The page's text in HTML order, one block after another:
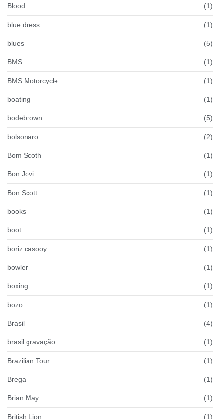
Blood (1)
blue dress (1)
blues (5)
BMS (1)
BMS Motorcycle (1)
boating (1)
bodebrown (5)
bolsonaro (2)
Bom Scoth (1)
Bon Jovi (1)
Bon Scott (1)
books (1)
boot (1)
boriz casooy (1)
bowler (1)
boxing (1)
bozo (1)
Brasil (4)
brasil gravação (1)
Brazilian Tour (1)
Brega (1)
Brian May (1)
British Lion (1)